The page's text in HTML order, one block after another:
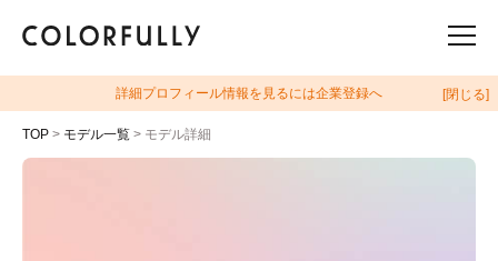
詳細プロフィール情報を見るには企業登録へ [閉じる]
TOP > モデル一覧 > モデル詳細